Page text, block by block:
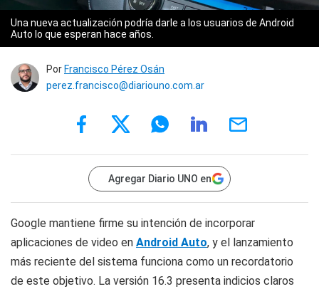
Una nueva actualización podría darle a los usuarios de Android
Auto lo que esperan hace años.
Por Francisco Pérez Osán
perez.francisco@diariouno.com.ar
Agregar Diario UNO en
Google mantiene firme su intención de incorporar
aplicaciones de video en Android Auto, y el lanzamiento
más reciente del sistema funciona como un recordatorio
de este objetivo. La versión 16.3 presenta indicios claros